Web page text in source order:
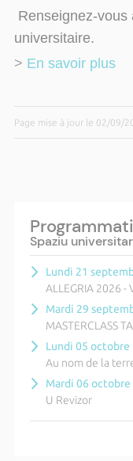
Renseignez-vous
universitaire.
> En savoir plus
Page mise à jour le 02/09/
Spaziu
Lundi 21
ALLEGRIA 2026 -
Mardi 29
MASTERCLASS
Lundi 05 octobre
Au nom de la
Mardi 06 octobre
U Revizor